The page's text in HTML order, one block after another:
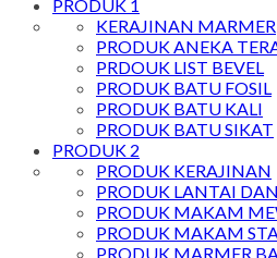
PRODUK 1
KERAJINAN MARMER
PRODUK ANEKA
PRDOUK LIST BEVEL
PRODUK BATU FOSIL
PRODUK BATU KALI
PRODUK BATU SIKAT
PRODUK 2
PRODUK KERAJINAN
PRODUK LANTAI
PRODUK MAKAM
PRODUK MAKAM
PRODUK MARMER